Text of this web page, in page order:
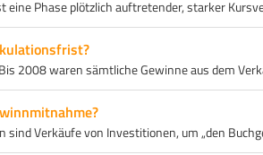
eine Phase plötzlich auftretender, starker
2008 waren sämtliche Gewinne aus dem
Verkäufe von Investitionen, um „den